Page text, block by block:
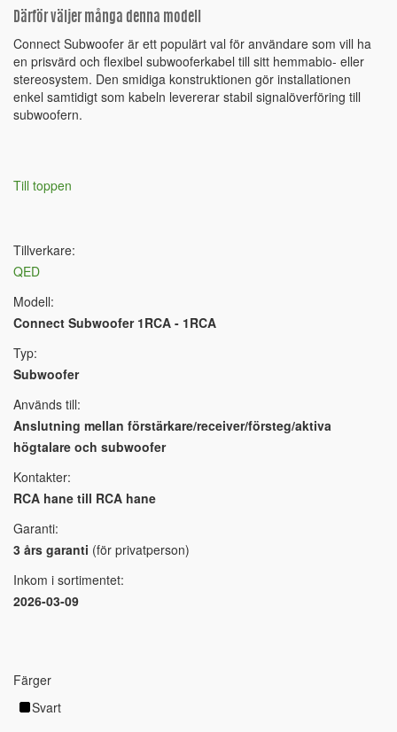
Därför väljer många denna modell
Connect Subwoofer är ett populärt val för användare som vill ha
en prisvärd och flexibel subwooferkabel till sitt hemmabio- eller
stereosystem. Den smidiga konstruktionen gör installationen
enkel samtidigt som kabeln levererar stabil signalöverföring till
subwoofern.
Till toppen
Tillverkare:
QED
Modell:
Connect Subwoofer 1RCA - 1RCA
Typ:
Subwoofer
Används till:
Anslutning mellan förstärkare/receiver/försteg/aktiva
högtalare och subwoofer
Kontakter:
RCA hane till RCA hane
Garanti:
3 års garanti (för privatperson)
Inkom i sortimentet:
2026-03-09
Färger
Svart